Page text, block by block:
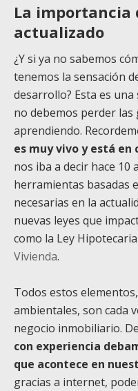
La importancia
actualizado
¿Y si ya no sabemos
tenemos la sensación
desarrollo? Esta es
no debemos perder
aprendiendo.
es muy vivo y está
nos iba a decir hace 10
herramientas basadas
necesarias en la
nuevas leyes que
como la Ley
Vivienda.
Todos estos
ambientales, son cada
negocio inmobiliario.
con experiencia
que acontece en
gracias a internet,